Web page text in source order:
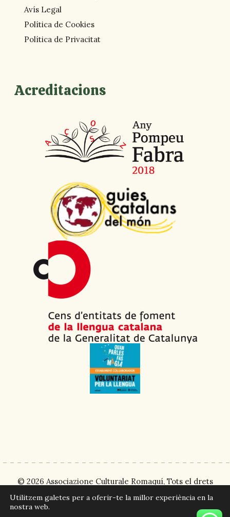
Avís Legal
Política de Cookies
Política de Privacitat
Acreditacions
© 2026 Associazione Culturale Romaquí,Tots el drets
reservats | Web:
websquesuben | Il·lustracions:
Nuri
Utilitzem galetes per a oferir-te la millor experiència en la
nostra web.